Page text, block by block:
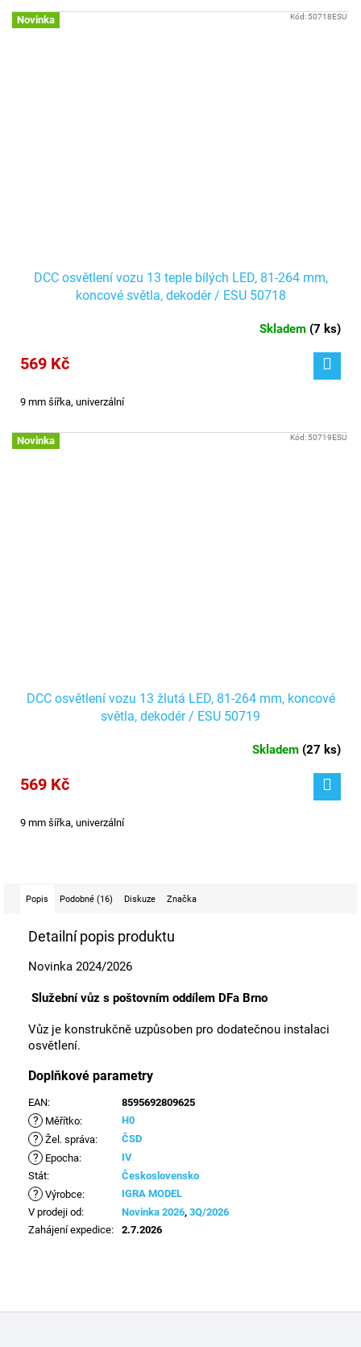
Novinka
DCC osvětlení vozu 13 teple bílých LED, 81-264 mm,
koncové světla, dekodér / ESU 50718
Skladem (7 ks)
569 Kč
9 mm šířka, univerzální
Kód: 50718ESU
Novinka
DCC osvětlení vozu 13 žlutá LED, 81-264 mm, koncové
světla, dekodér / ESU 50719
Skladem (27 ks)
569 Kč
9 mm šířka, univerzální
Kód: 50719ESU
Popis Podobné (16) Diskuze Značka
Detailní popis produktu
Novinka 2024/2026
Služební vůz s poštovním oddílem DFa Brno
Vůz je konstrukčně uzpůsoben pro dodatečnou instalaci
osvětlení.
Doplňkové parametry
EAN: 8595692809625
? Měřítko: H0
? Žel. správa: ČSD
? Epocha:
IV
Stát: Československo
? Výrobce:
IGRA MODEL
V prodeji od: Novinka 2026, 3Q/2026
Zahájení expedice: 2.7.2026